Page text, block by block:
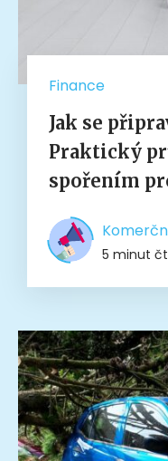
Finance
Jak se
Praktický
spořením
5 minut